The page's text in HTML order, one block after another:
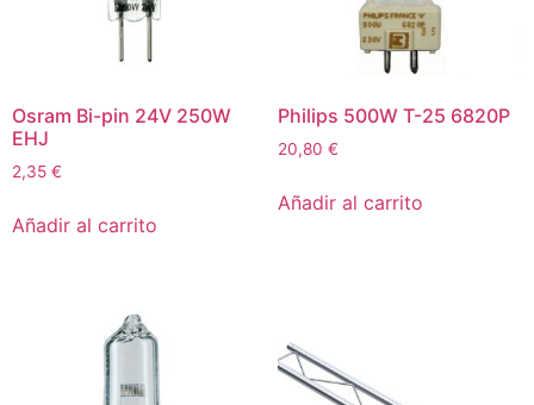
Osram Bi-pin 24V 250W
EHJ
2,35 €
Añadir al carrito
Philips 500W T-25 6820P
20,80 €
Añadir al carrito